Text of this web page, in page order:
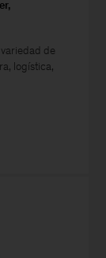
de
logística,